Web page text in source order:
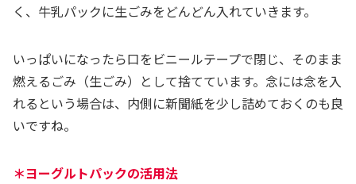
く、牛乳パックに生ごみをどんどん入れていきます。
いっぱいになったら口をビニールテープで閉じ、そのまま
燃えるごみ（生ごみ）として捨てています。念には念を入
れるという場合は、内側に新聞紙を少し詰めておくのも良
いですね。
＊ヨーグルトパックの活用法